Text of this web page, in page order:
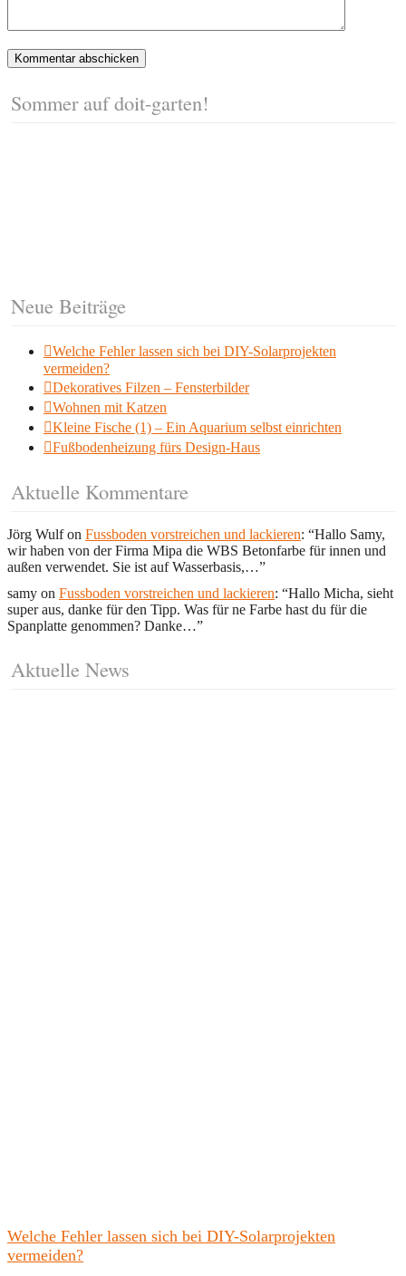
Sommer auf doit-garten!
Neue Beiträge
Welche Fehler lassen sich bei DIY-Solarprojekten
vermeiden?
Dekoratives Filzen – Fensterbilder
Wohnen mit Katzen
Kleine Fische (1) – Ein Aquarium selbst einrichten
Fußbodenheizung fürs Design-Haus
Aktuelle Kommentare
Jörg Wulfon Fussboden vorstreichen und lackieren: “Hallo Samy,
wir haben von der Firma Mipa die WBS Betonfarbe für innen und
außen verwendet. Sie ist auf Wasserbasis,…”
samy on Fussboden vorstreichen und lackieren: “Hallo Micha, sieht
super aus, danke für den Tipp. Was für ne Farbe hast du für die
Spanplatte genommen? Danke…”
Aktuelle News
Welche Fehler lassen sich bei DIY-Solarprojekten
vermeiden?